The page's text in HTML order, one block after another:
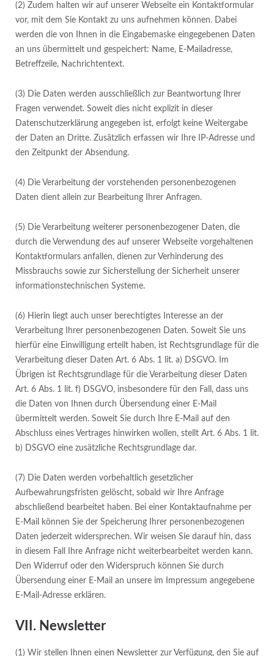
(2) Zudem halten wir auf unserer Webseite ein Kontaktformular
vor, mit dem Sie Kontakt zu uns aufnehmen können. Dabei
werden die von Ihnen in die Eingabemaske eingegebenen Daten
an uns übermittelt und gespeichert: Name, E-Mailadresse,
Betreffzeile, Nachrichtentext.
(3) Die Daten werden ausschließlich zur Beantwortung Ihrer
Fragen verwendet. Soweit dies nicht explizit in dieser
Datenschutzerklärung angegeben ist, erfolgt keine Weitergabe
der Daten an Dritte. Zusätzlich erfassen wir Ihre IP-Adresse und
den Zeitpunkt der Absendung.
(4) Die Verarbeitung der vorstehenden personenbezogenen
Daten dient allein zur Bearbeitung Ihrer Anfragen.
(5) Die Verarbeitung weiterer personenbezogener Daten, die
durch die Verwendung des auf unserer Webseite vorgehaltenen
Kontaktformulars anfallen, dienen zur Verhinderung des
Missbrauchs sowie zur Sicherstellung der Sicherheit unserer
informationstechnischen Systeme.
(6) Hierin liegt auch unser berechtigtes Interesse an der
Verarbeitung Ihrer personenbezogenen Daten. Soweit Sie uns
hierfür eine Einwilligung erteilt haben, ist Rechtsgrundlage für die
Verarbeitung dieser Daten Art. 6 Abs. 1 lit. a) DSGVO. Im
Übrigen ist Rechtsgrundlage für die Verarbeitung dieser Daten
Art. 6 Abs. 1 lit. f) DSGVO, insbesondere für den Fall, dass uns
die Daten von Ihnen durch Übersendung einer E-Mail
übermittelt werden. Soweit Sie durch Ihre E-Mail auf den
Abschluss eines Vertrages hinwirken wollen, stellt Art. 6 Abs. 1 lit.
b) DSGVO eine zusätzliche Rechtsgrundlage dar.
(7) Die Daten werden vorbehaltlich gesetzlicher
Aufbewahrungsfristen gelöscht, sobald wir Ihre Anfrage
abschließend bearbeitet haben. Bei einer Kontaktaufnahme per
E-Mail können Sie der Speicherung Ihrer personenbezogenen
Daten jederzeit widersprechen. Wir weisen Sie darauf hin, dass
in diesem Fall Ihre Anfrage nicht weiterbearbeitet werden kann.
Den Widerruf oder den Widerspruch können Sie durch
Übersendung einer E-Mail an unsere im Impressum angegebene
E-Mail-Adresse erklären.
VII. Newsletter
(1) Wir stellen Ihnen einen Newsletter zur Verfügung, den Sie auf